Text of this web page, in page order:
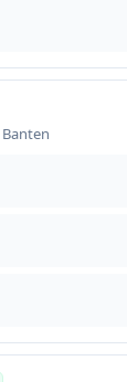
Banten